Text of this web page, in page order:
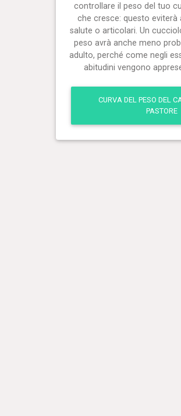
controllare il peso del tuo
che cresce: questo eviterà
salute o articolari. Un
peso avrà anche meno
adulto, perché come negli
abitudini vengono
CURVA DEL PESO DEL
PASTORE